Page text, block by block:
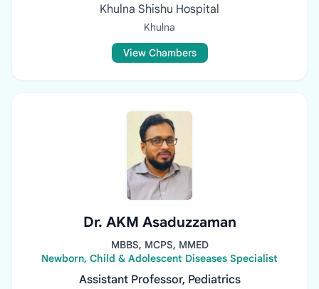
Khulna Shishu Hospital
Khulna
View Chambers
Dr. AKM Asaduzzaman
MBBS, MCPS, MMED
Newborn, Child & Adolescent Diseases Specialist
Assistant Professor, Pediatrics